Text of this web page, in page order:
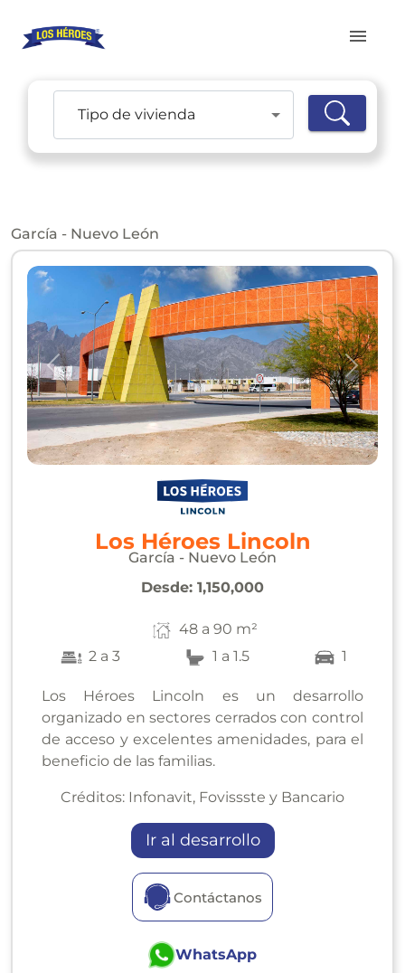
Tipo de vivienda
García - Nuevo León
Anterior
Los Héroes Lincoln
García - Nuevo León
Desde: 1,150,000
48 a 90 m²
2 a 3
1 a 1.5 1
Los Héroes Lincoln es un desarrollo
organizado en sectores cerrados con control
de acceso y excelentes amenidades, para el
beneficio de las familias.
Créditos: Infonavit, Fovissste y Bancario
Ir al desarrollo
Contáctanos
WhatsApp